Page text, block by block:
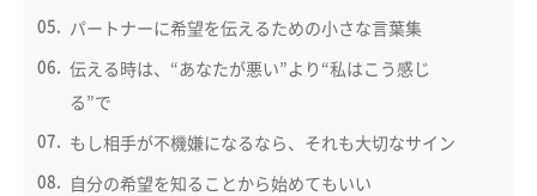
パートナーに希望を伝えるための小さな言葉集
伝える時は、“あなたが悪い”より“私はこう感じ
る”で
もし相手が不機嫌になるなら、それも大切なサイン
自分の希望を知ることから始めてもいい